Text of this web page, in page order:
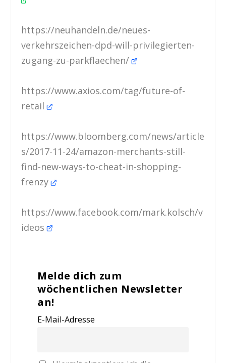
https://neuhandeln.de/neues-
verkehrszeichen-dpd-will-privilegierten-
zugang-zu-parkflaechen/
https://www.axios.com/tag/future-of-
retail
https://www.bloomberg.com/news/article
s/2017-11-24/amazon-merchants-still-
find-new-ways-to-cheat-in-shopping-
frenzy
https://www.facebook.com/mark.kolsch/v
ideos
Melde dich zum
wöchentlichen Newsletter
an!
E-Mail-Adresse